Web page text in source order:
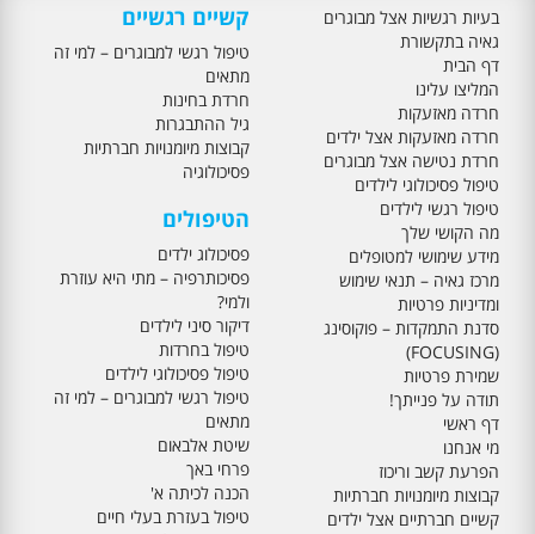
בעיות רגשיות אצל מבוגרים
גאיה בתקשורת
דף הבית
המליצו עלינו
חרדה מאזעקות
חרדה מאזעקות אצל ילדים
חרדת נטישה אצל מבוגרים
טיפול פסיכולוגי לילדים
טיפול רגשי לילדים
מה הקושי שלך
מידע שימושי למטופלים
מרכז גאיה – תנאי שימוש
ומדיניות פרטיות
סדנת התמקדות – פוקוסינג
(FOCUSING)
שמירת פרטיות
תודה על פנייתך!
דף ראשי
מי אנחנו
הפרעת קשב וריכוז
קבוצות מיומנויות חברתיות
קשיים חברתיים אצל ילדים
קשיים רגשיים
טיפול רגשי למבוגרים – למי זה
מתאים
חרדת בחינות
גיל ההתבגרות
קבוצות מיומנויות חברתיות
פסיכולוגיה
הטיפולים
פסיכולוג ילדים
פסיכותרפיה – מתי היא עוזרת
ולמי?
דיקור סיני לילדים
טיפול בחרדות
טיפול פסיכולוגי לילדים
טיפול רגשי למבוגרים – למי זה
מתאים
שיטת אלבאום
פרחי באך
הכנה לכיתה א'
טיפול בעזרת בעלי חיים